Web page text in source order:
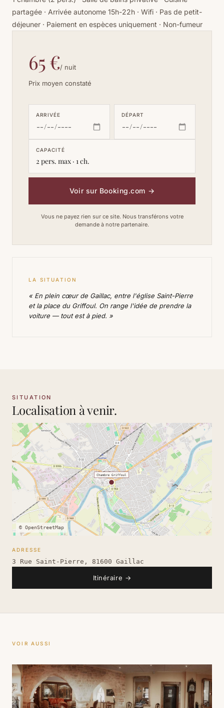
partagée · Arrivée autonome 15h-22h · Wifi · Pas de petit-
déjeuner · Paiement en espèces uniquement · Non-fumeur
65 €/ nuit
Prix moyen constaté
ARRIVÉE DÉPART
CAPACITÉ
2 pers. max · 1 ch.
Voir sur Booking.com →
Vous ne payez rien sur ce site. Nous transférons votre
demande à notre partenaire.
LA SITUATION
« En plein cœur de Gaillac, entre l'église Saint-Pierre
et la place du Griffoul. On range l'idée de prendre la
voiture — tout est à pied. »
SITUATION
Localisation à venir.
© OpenStreetMap
ADRESSE
3 Rue Saint-Pierre, 81600 Gaillac
Itinéraire →
VOIR AUSSI